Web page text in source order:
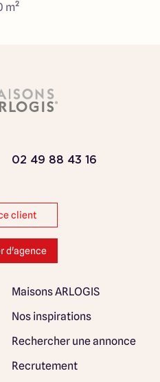
m²
02 49 88 43 16
client
d'agence
Maisons ARLOGIS
Nos inspirations
Rechercher une annonce
Recrutement